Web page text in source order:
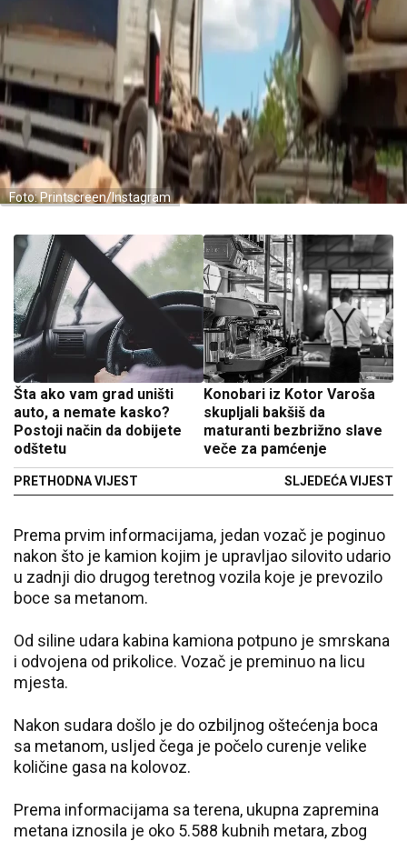
Foto: Printscreen/Instagram
Šta ako vam grad uništi
auto, a nemate kasko?
Postoji način da dobijete
odštetu
PRETHODNA VIJEST
Konobari iz Kotor Varoša
skupljali bakšiš da
maturanti bezbrižno slave
veče za pamćenje
SLJEDEĆA VIJEST
Prema prvim informacijama, jedan vozač je poginuo
nakon što je kamion kojim je upravljao silovito udario
u zadnji dio drugog teretnog vozila koje je prevozilo
boce sa metanom.
Od siline udara kabina kamiona potpuno je smrskana
i odvojena od prikolice. Vozač je preminuo na licu
mjesta.
Nakon sudara došlo je do ozbiljnog oštećenja boca
sa metanom, usljed čega je počelo curenje velike
količine gasa na kolovoz.
Prema informacijama sa terena, ukupna zapremina
metana iznosila je oko 5.588 kubnih metara, zbog